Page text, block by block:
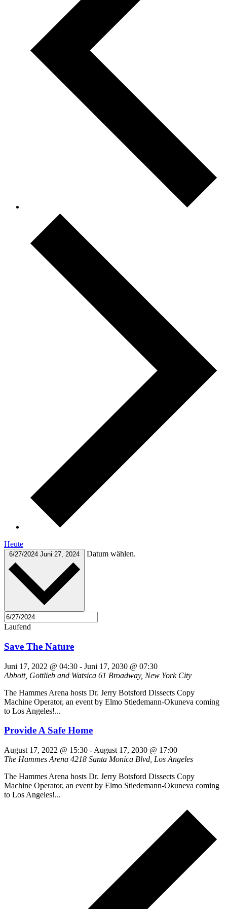
Heute
6/27/2024 Juni 27, 2024 Datum wählen.
Laufend
Save The Nature
Juni 17, 2022 @ 04:30 - Juni 17, 2030 @ 07:30
Abbott, Gottlieb and Watsica 61 Broadway, New York City
The Hammes Arena hosts Dr. Jerry Botsford Dissects Copy
Machine Operator, an event by Elmo Stiedemann-Okuneva coming
to Los Angeles!...
Provide A Safe Home
August 17, 2022 @ 15:30 - August 17, 2030 @ 17:00
The Hammes Arena 4218 Santa Monica Blvd, Los Angeles
The Hammes Arena hosts Dr. Jerry Botsford Dissects Copy
Machine Operator, an event by Elmo Stiedemann-Okuneva coming
to Los Angeles!...